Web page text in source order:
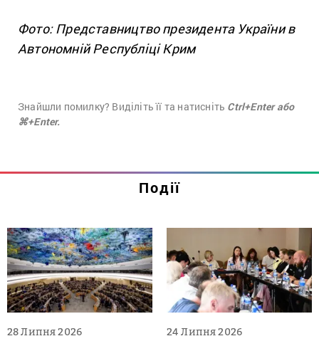
Фото: Представництво президента України в
Автономній Республіці Крим
Знайшли помилку? Виділіть її та натисніть Ctrl+Enter або
⌘+Enter.
Події
28 Липня 2026 24 Липня 2026